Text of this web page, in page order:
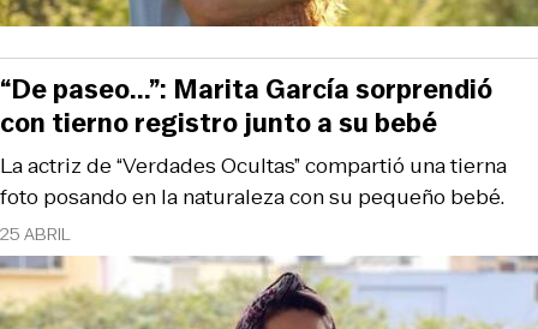
25 ABRIL
La actriz de “Verdades Ocultas” compartió una tierna
foto posando en la naturaleza con su pequeño bebé.
“De paseo...”: Marita García sorprendió
con tierno registro junto a su bebé